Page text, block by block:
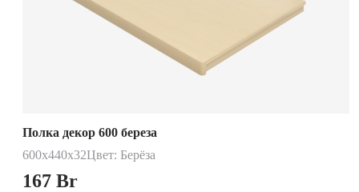
Полка декор 600 береза
600х440х32Цвет: Берёза
167 Br